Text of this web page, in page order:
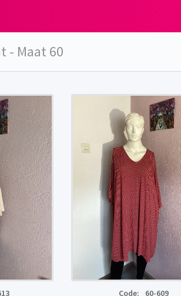
- Maat 60
Code:
60-609